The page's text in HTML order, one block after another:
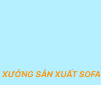
XƯỞNG SẢN XUẤT SOFA